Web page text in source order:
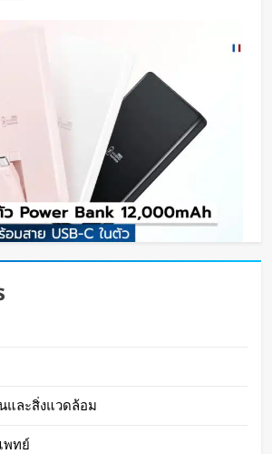
Power Bank 12,000mAh ชาร์จ
ย USB-C ในตัว
และสิ่งแวดล้อม
พทย์